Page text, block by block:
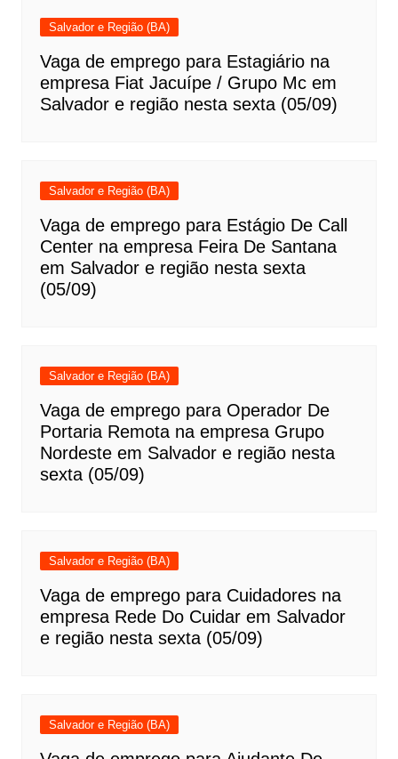
Salvador e Região (BA)
Vaga de emprego para Estagiário na
empresa Fiat Jacuípe / Grupo Mc em
Salvador e região nesta sexta (05/09)
Salvador e Região (BA)
Vaga de emprego para Estágio De Call
Center na empresa Feira De Santana
em Salvador e região nesta sexta
(05/09)
Salvador e Região (BA)
Vaga de emprego para Operador De
Portaria Remota na empresa Grupo
Nordeste em Salvador e região nesta
sexta (05/09)
Salvador e Região (BA)
Vaga de emprego para Cuidadores na
empresa Rede Do Cuidar em Salvador
e região nesta sexta (05/09)
Salvador e Região (BA)